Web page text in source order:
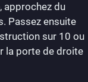
approchez du
Passez ensuite
sur 10 ou
la porte de droite